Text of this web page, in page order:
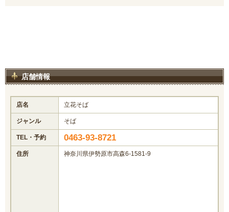
店舗情報
店名 立花そば
ジャンル そば
TEL・予約 0463-93-8721
住所 神奈川県伊勢原市高森6-1581-9